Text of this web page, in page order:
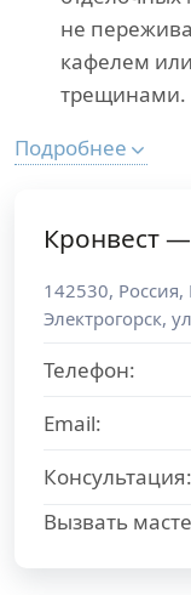
не
кафелем
трещинами.
Подробнее
Кронвест
142530, Россия,
Электрогорск,
Телефон:
Email:
Консультация:
Вызвать